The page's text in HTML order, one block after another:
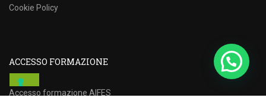
Cookie Policy
ACCESSO FORMAZIONE
Accesso formazione AIFES